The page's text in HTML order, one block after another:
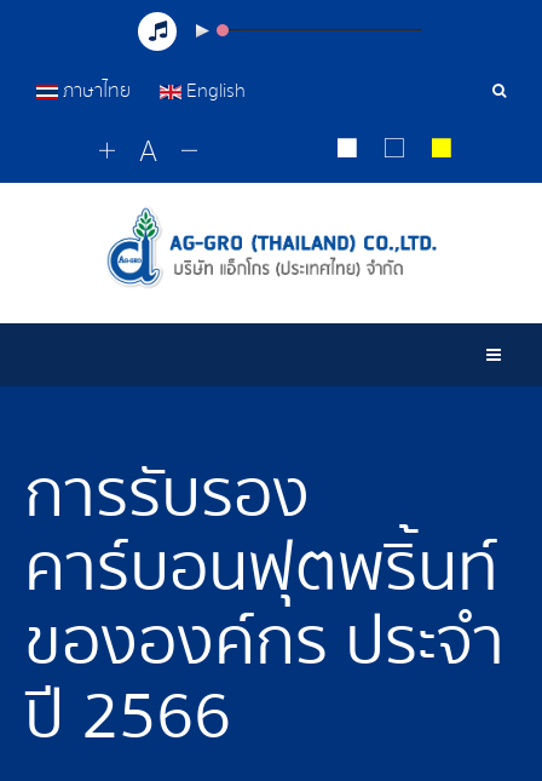
ภาษาไทย English
การรับรอง
คาร์บอน​ฟุตพริ้นท์
ขององค์กร ประจำ
ปี 2566